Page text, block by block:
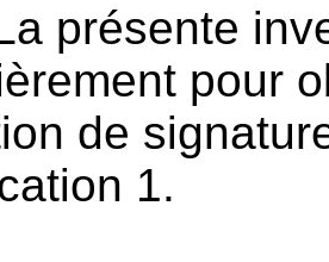
présente
pour
de
1.